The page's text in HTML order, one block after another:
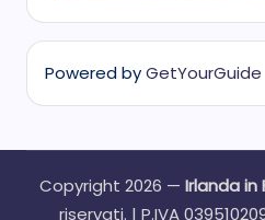
Powered byGetYourGuide
Copyright 2026 — Irlanda in
riservati. | P.IVA